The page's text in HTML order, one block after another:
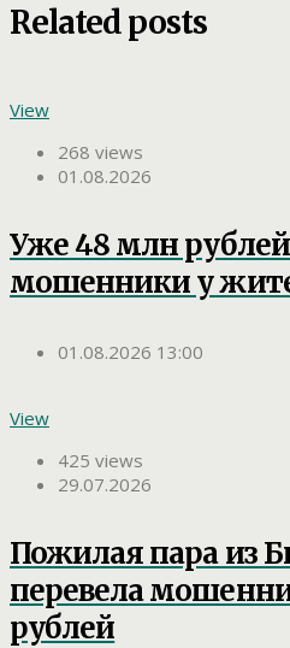
Related posts
View
268 views
01.08.2026
Уже 48 млн
мошенники у
01.08.2026 13:00
View
425 views
29.07.2026
Пожилая пара из
перевела
рублей